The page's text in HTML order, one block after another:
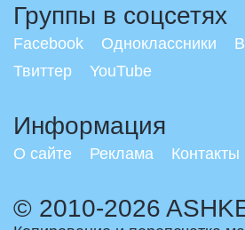
Группы в соцсетях
Facebook Одноклассники
Твиттер
YouTube
Информация
О сайте Реклама Контакты
© 2010-2026